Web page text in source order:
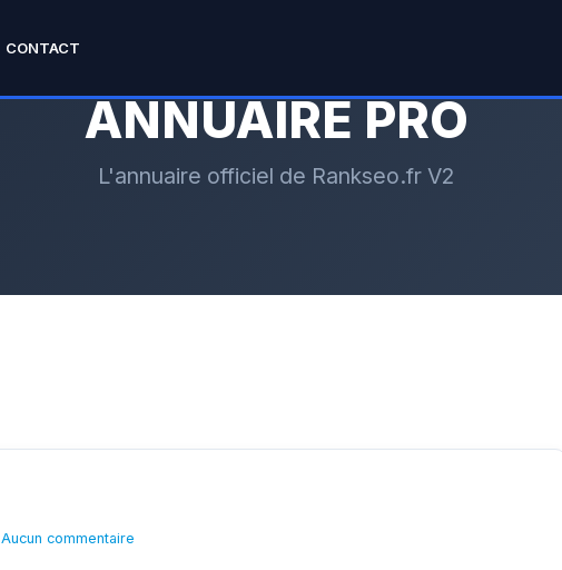
CONTACT
ANNUAIRE PRO
L'annuaire officiel de Rankseo.fr V2
Aucun commentaire